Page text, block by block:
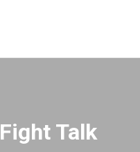
Talk